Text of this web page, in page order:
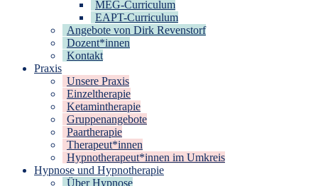
MEG-Curriculum
EAPT-Curriculum
Angebote von Dirk Revenstorf
Dozent*innen
Kontakt
Praxis
Unsere Praxis
Einzeltherapie
Ketamintherapie
Gruppenangebote
Paartherapie
Therapeut*innen
Hypnotherapeut*innen im Umkreis
Hypnose und Hypnotherapie
Über Hypnose